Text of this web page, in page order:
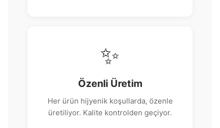
✨
Özenli Üretim
Her ürün hijyenik koşullarda, özenle
üretiliyor. Kalite kontrolden geçiyor.